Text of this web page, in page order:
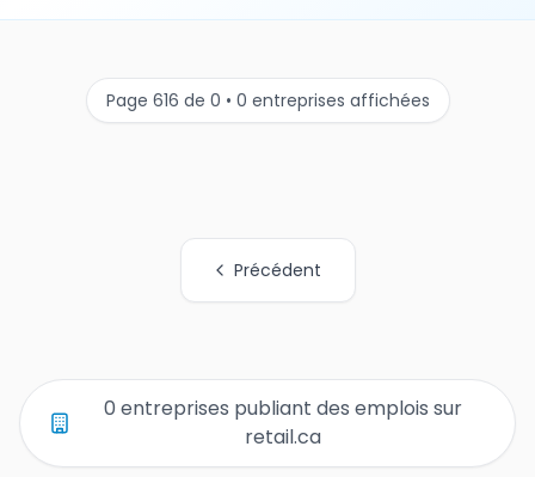
Page 616 de 0 • 0 entreprises affichées
Précédent
0 entreprises publiant des emplois sur
retail.ca